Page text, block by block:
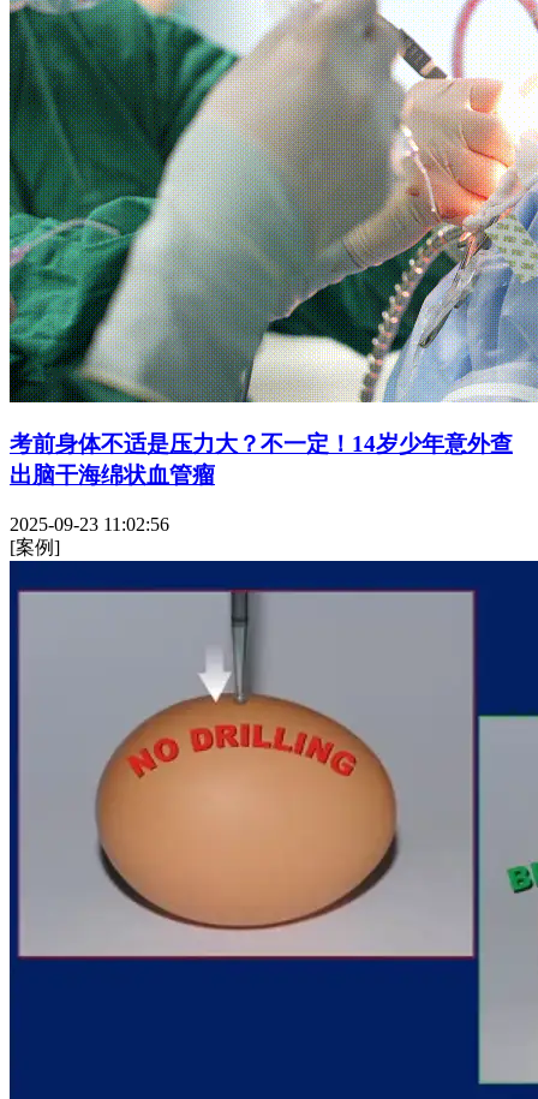
考前身体不适是压力大？不一定！14岁少年意外查
出脑干海绵状血管瘤
2025-09-23 11:02:56
[案例]